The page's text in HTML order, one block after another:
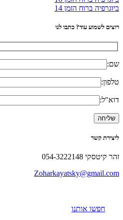
ביוגרפיה ברוח הזמן 14
רוצים לשמוע עוד? כתבו לנו
שם:
טלפון:
דוא"ל:
ליצירת קשר
זהר קיטסקי 054-3222148
Zoharkayatsky@gmail.com
חפשו אותנו